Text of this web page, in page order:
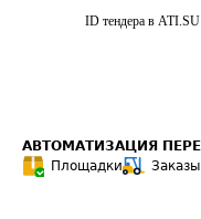
ID тендера в ATI.SU
АВТОМАТИЗАЦИЯ
Площадки
Заказы